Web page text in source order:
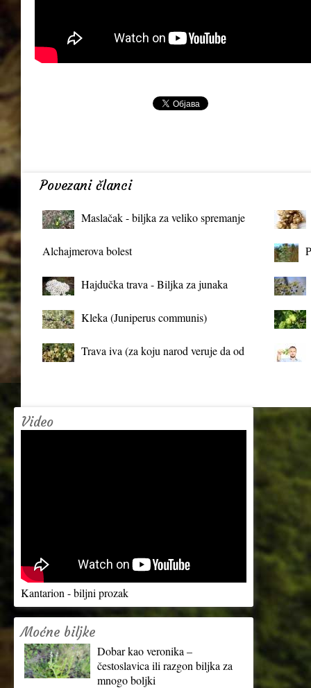
Povezani članci
Maslačak - biljka za veliko spremanje
Alchajmerova bolest
Hajdučka trava - Biljka za junaka
Kleka (Juniperus communis)
Trava iva (za koju narod veruje da od
Video
Kantarion - biljni prozak
Moćne biljke
Dobar kao veronika –
čestoslavica ili razgon biljka za
mnogo boljki